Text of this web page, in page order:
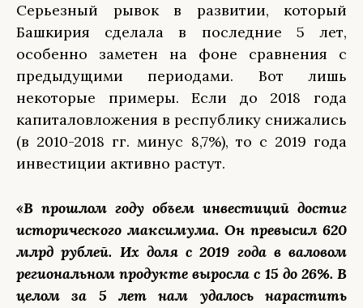
Серьезный рывок в развитии, который
Башкирия сделала в последние 5 лет,
особенно заметен на фоне сравнения с
предыдущими периодами. Вот лишь
некоторые примеры. Если до 2018 года
капиталовложения в республику снижались
(в 2010-2018 гг. минус 8,7%), то с 2019 года
инвестиции активно растут.
«В прошлом году объем инвестиций достиг
исторического максимума. Он превысил 620
млрд рублей. Их доля с 2019 года в валовом
региональном продукте выросла с 15 до 26%. В
целом за 5 лет нам удалось нарастить